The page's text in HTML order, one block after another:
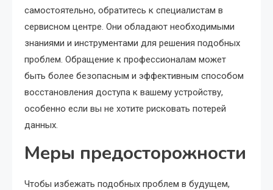
самостоятельно, обратитесь к специалистам в
сервисном центре. Они обладают необходимыми
знаниями и инструментами для решения подобных
проблем. Обращение к профессионалам может
быть более безопасным и эффективным способом
восстановления доступа к вашему устройству,
особенно если вы не хотите рисковать потерей
данных.
Меры предосторожности
Чтобы избежать подобных проблем в будущем,